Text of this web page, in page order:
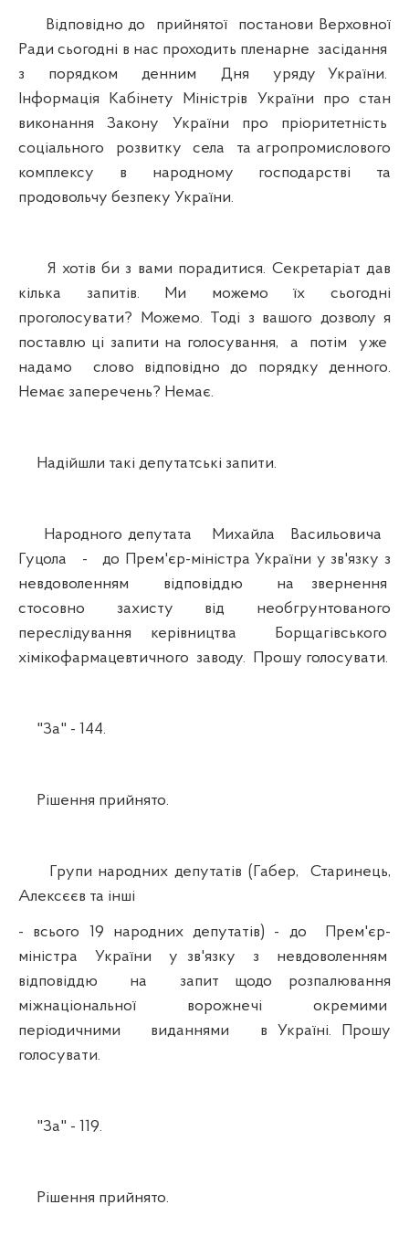
Відповідно до прийнятої постанови Верховної
Ради сьогодні в нас проходить пленарне засідання
з порядком денним Дня уряду України.
Інформація Кабінету Міністрів України про стан
виконання Закону України про пріоритетність
соціального розвитку села та агропромислового
комплексу в народному господарстві та
продовольчу безпеку України.
Я хотів би з вами порадитися. Секретаріат дав
кілька запитів. Ми можемо їх сьогодні
проголосувати? Можемо. Тоді з вашого дозволу я
поставлю ці запити на голосування, а потім уже
надамо слово відповідно до порядку денного.
Немає заперечень? Немає.
Надійшли такі депутатські запити.
Народного депутата Михайла Васильовича
Гуцола - до Прем'єр-міністра України у зв'язку з
невдоволенням відповіддю на звернення
стосовно захисту від необгрунтованого
переслідування керівництва Борщагівського
хімікофармацевтичного заводу. Прошу голосувати.
"За" - 144.
Рішення прийнято.
Групи народних депутатів (Габер, Старинець,
Алексєєв та інші
- всього 19 народних депутатів) - до Прем'єр-
міністра України у зв'язку з невдоволенням
відповіддю на запит щодо розпалювання
міжнаціональної ворожнечі окремими
періодичними виданнями в Україні. Прошу
голосувати.
"За" - 119.
Рішення прийнято.